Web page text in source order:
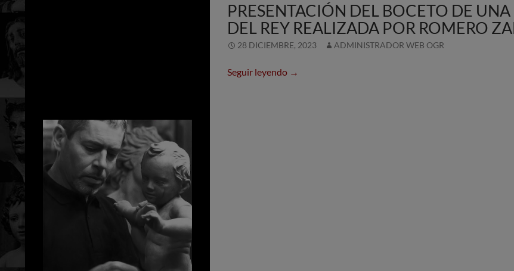
PRESENTACIÓN DEL BOCETO DE
DEL REY REALIZADA POR ROMERO
28 DICIEMBRE, 2023 ADMINISTRADOR WEB OGR
Seguir leyendo Presentación del boceto de una escultura de Su
→